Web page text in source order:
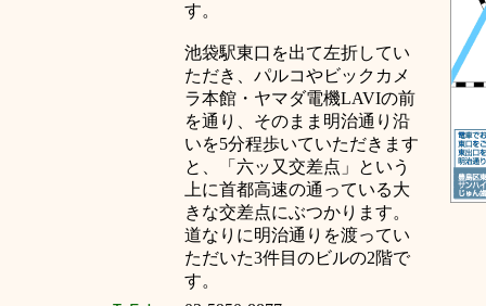
す。
池袋駅東口を出て左折してい
ただき、パルコやビックカメ
ラ本館・ヤマダ電機LAVIの前
を通り、そのまま明治通り沿
いを5分程歩いていただきます
と、「六ッ又交差点」という
上に首都高速の通っている大
きな交差点にぶつかります。
道なりに明治通りを渡ってい
ただいた3件目のビルの2階で
す。